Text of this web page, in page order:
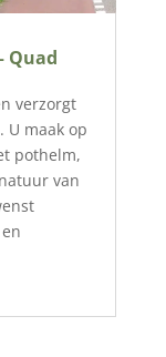
Quad
verzorgt
U maak op
pothelm,
van